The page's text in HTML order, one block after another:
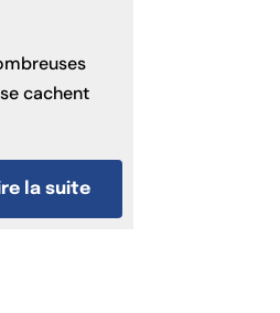
cachent
la suite